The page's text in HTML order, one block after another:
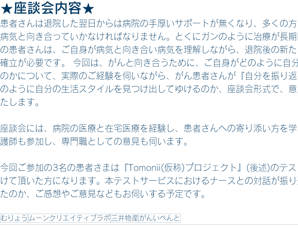
★座談会内容★
患者さんは退院した翌日からは病院の手厚いサポートが無くなり、多くの
病気と向き合っていかなければなりません。とくにガンのように治療が長
の患者さんは、ご自身が病気と向き合い病気を理解しながら、退院後の新
確立が必要です。 今回は、がんと向き合うために、ご自身がどのように自
のかについて、実際のご経験を伺いながら、がん患者さんが『自分を振り
のように自分の生活スタイルを見つけ出してゆけるのか、座談会形式で、
たします。
座談会には、病院の医療と在宅医療を経験し、患者さんへの寄り添い方を
護師も参加し、専門職としての意見も伺います。
今回ご参加の3名の患者さまは『Tomonii(仮称)プロジェクト』(後述)のテ
けて頂いた方になります。本テストサービスにおけるナースとの対話が振
たのか、ご感想やご意見などもお伺いする予定です。
むりょう ムーンクリエイティブラボ 三井物産 がんいべんと